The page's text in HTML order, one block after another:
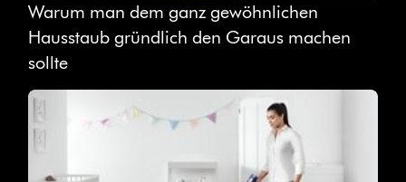
Warum man dem ganz gewöhnlichen
Hausstaub gründlich den Garaus machen
sollte